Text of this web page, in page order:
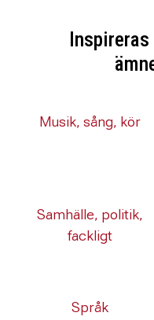
Inspireras
Musik, sång, kör
Samhälle, politik,
fackligt
Språk